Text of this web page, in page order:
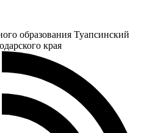
образования Туапсинский
края